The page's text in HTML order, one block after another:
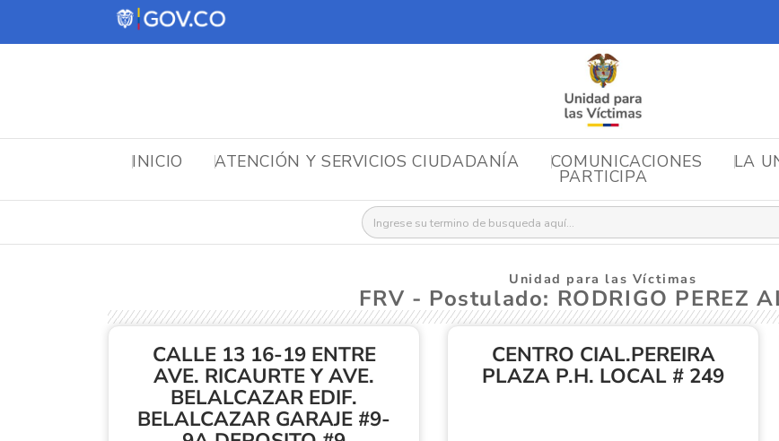
INICIO ATENCIÓN Y SERVICIOS CIUDADANÍA COMUNICACIONES LA
PARTICIPA
Buscar:
Unidad para las Víctimas
FRV - Postulado: RODRIGO PEREZ
CALLE 13 16-19 ENTRE
AVE. RICAURTE Y AVE.
BELALCAZAR EDIF.
BELALCAZAR GARAJE #9-
CENTRO CIAL.PEREIRA
PLAZA P.H. LOCAL # 249